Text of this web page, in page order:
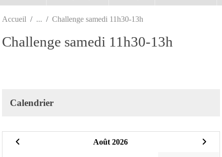
Accueil Challenge samedi 11h30-13h
Challenge samedi 11h30-13h
Calendrier
Août 2026